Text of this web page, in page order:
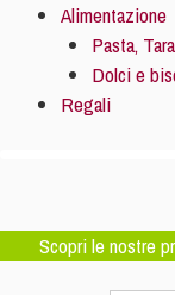
Alimentazione
Pasta,
Dolci e
Regali
Scopri le nostre